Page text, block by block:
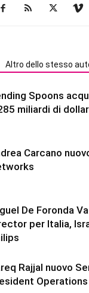
Altro dello stesso
Spoons
miliardi di
Carcano
De Foronda
per Italia,
Rajjal nuovo